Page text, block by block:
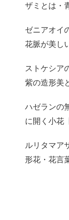
ザミとは・
ゼニアオイ
花脈が美し
ストケシア
紫の造形美
ハゼランの
に開く小花
ルリタマア
形花・花言